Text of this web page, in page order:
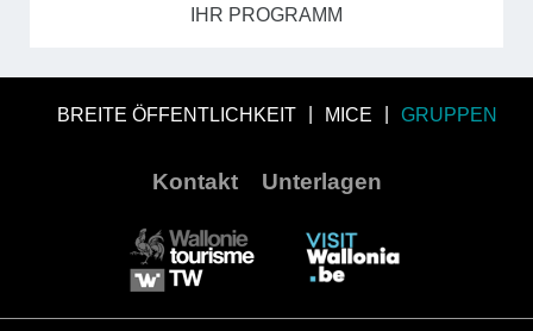
IHR PROGRAMM
BREITE ÖFFENTLICHKEIT MICE GRUPPEN
Kontakt Unterlagen